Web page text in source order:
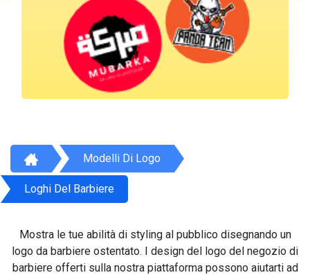
Modelli Di Logo
Loghi Del Barbiere
Mostra le tue abilità di styling al pubblico disegnando un
logo da barbiere ostentato. I design del logo del negozio di
barbiere offerti sulla nostra piattaforma possono aiutarti ad